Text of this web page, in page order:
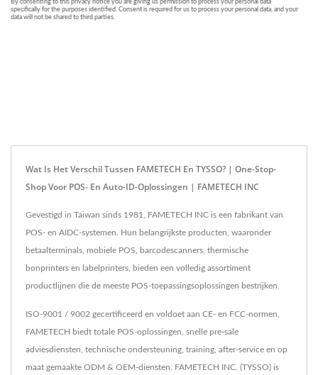
Wat Is Het Verschil Tussen FAMETECH En TYSSO? | One-Stop-
Shop Voor POS- En Auto-ID-Oplossingen | FAMETECH INC
Gevestigd in Taiwan sinds 1981, FAMETECH INC is een fabrikant van
POS- en AIDC-systemen. Hun belangrijkste producten, waaronder
betaalterminals, mobiele POS, barcodescanners, thermische
bonprinters en labelprinters, bieden een volledig assortiment
productlijnen die de meeste POS-toepassingsoplossingen bestrijken.
ISO-9001 / 9002 gecertificeerd en voldoet aan CE- en FCC-normen,
FAMETECH biedt totale POS-oplossingen, snelle pre-sale
adviesdiensten, technische ondersteuning, training, after-service en op
maat gemaakte ODM & OEM-diensten. FAMETECH INC. (TYSSO) is